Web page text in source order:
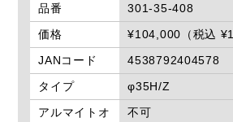
品番
301-35-408
価格
¥104,000（税込
JANコード
4538792404578
タイプ
φ35H/Z
アルマイトオ
不可